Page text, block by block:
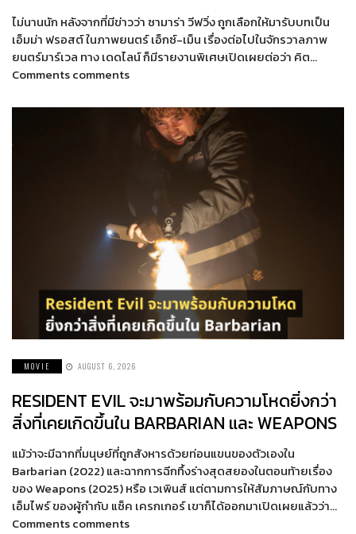
ไม่นานนัก หลังจากที่มีข่าวว่า ซามาร่า วีฟวิ่ง ถูกเลือกให้มารับบทเป็น
เอ็มม่า ฟรอสต์ ในภาพยนตร์ เอ็กซ์-เม็น เรื่องต่อไปในจักรวาลภาพ
ยนตร์มาร์เวล ทาง เดดไลน์ ก็มีรายงานพิเศษเปิดเผยต่อว่า คิต…
Comments comments
MOVIE AUGUST 6, 2026
RESIDENT EVIL จะมาพร้อมกับความโหดยิ่งกว่า
สิ่งที่เคยเกิดขึ้นใน BARBARIAN และ WEAPONS
แม้ว่าจะมีฉากที่มนุษย์ที่ถูกสังหารด้วยท่อนแขนของตัวเองใน
Barbarian (2022) และฉากการฉีกทึ้งร่างสุดสยองในตอนท้ายเรื่อง
ของ Weapons (2025) หรือ เวเพินส์ แต่ตามการให้สัมภาษณ์กับทาง
เอ็มไพร์ ของผู้กำกับ แซ็ค เครกเกอร์ เขาก็ได้ออกมาเปิดเผยแล้วว่า…
Comments comments